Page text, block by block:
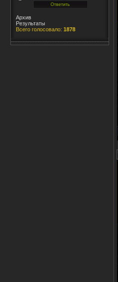
Архив
Результаты
Всего голосовало: 1878